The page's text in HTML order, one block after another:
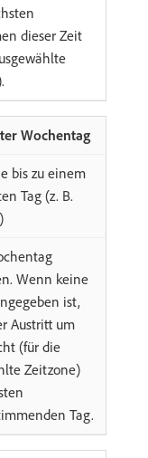
dieser Zeit
Wochentag
bis zu einem
Tag (z. B.
Wenn keine
ist,
Austritt um
(für die
Zeitzone)
Tag.